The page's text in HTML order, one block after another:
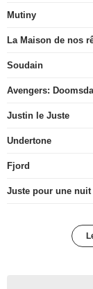
Mutiny
La Maison de nos
Soudain
Avengers:
Justin le Juste
Undertone
Fjord
Juste pour une nuit